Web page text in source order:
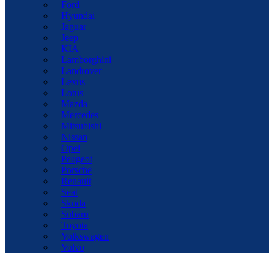
Ford
Hyundai
Jaguar
Jeep
KIA
Lamborghini
Landrover
Lexus
Lotus
Mazda
Mercedes
Mitsubishi
Nissan
Opel
Peugeot
Porsche
Renault
Seat
Skoda
Subaru
Toyota
Volkswagen
Volvo